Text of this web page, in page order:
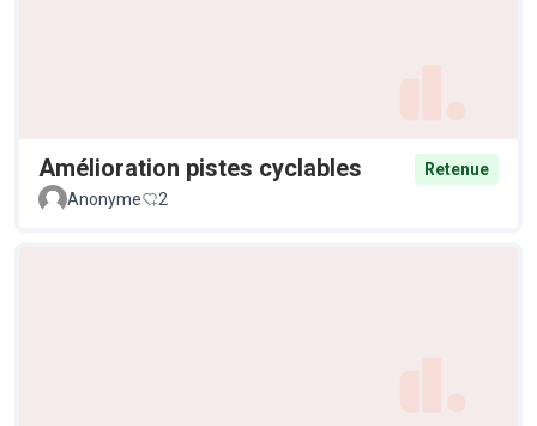
Amélioration pistes cyclables
Retenue
Anonyme
2